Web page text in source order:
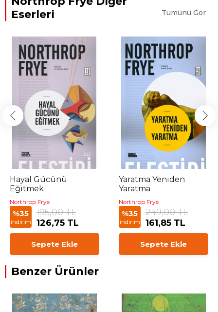
Eserleri
Tümünü Gör
Hayal Gücünü
Eğitmek
Northrop Frye
%35
indirim
195,00 TL
126,75 TL
Sepete Ekle
Yaratma Yeniden
Yaratma
Northrop Frye
%35
indirim
249,00 TL
161,85 TL
Sepete Ekle
Benzer Ürünler